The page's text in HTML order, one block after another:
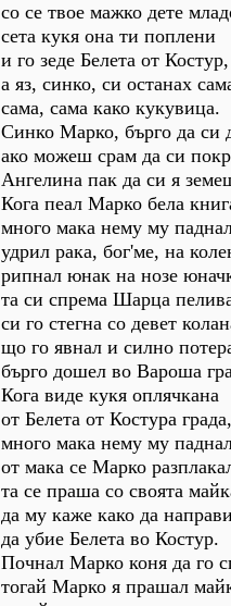
со се твое мажко дете
сета кукя она ти поплени
и го зеде Белета от Костур,
а яз, синко, си останах
сама, сама како кукувица.
Синко Марко, бърго да си
ако можеш срам да си
Ангелина пак да си я
Кога пеал Марко бела
много мака нему му
удрил рака, бог'ме, на
рипнал юнак на нозе
та си спрема Шарца
си го стегна со девет
що го явнал и силно
бърго дошел во Вароша
Кога виде кукя оплячкана
от Белета от Костура града,
много мака нему му
от мака се Марко
та се праша со своята
да му каже како да
да убие Белета во Костур.
Почнал Марко коня да го
тогай Марко я прашал